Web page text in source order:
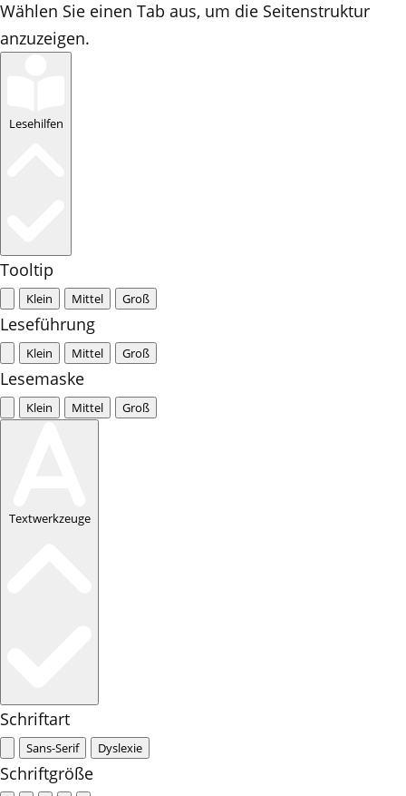
Wählen Sie einen Tab aus, um die Seitenstruktur
anzuzeigen.
Lesehilfen
Tooltip
Klein Mittel Groß
Leseführung
Klein Mittel Groß
Lesemaske
Klein Mittel Groß
Textwerkzeuge
Schriftart
Sans-Serif Dyslexie
Schriftgröße